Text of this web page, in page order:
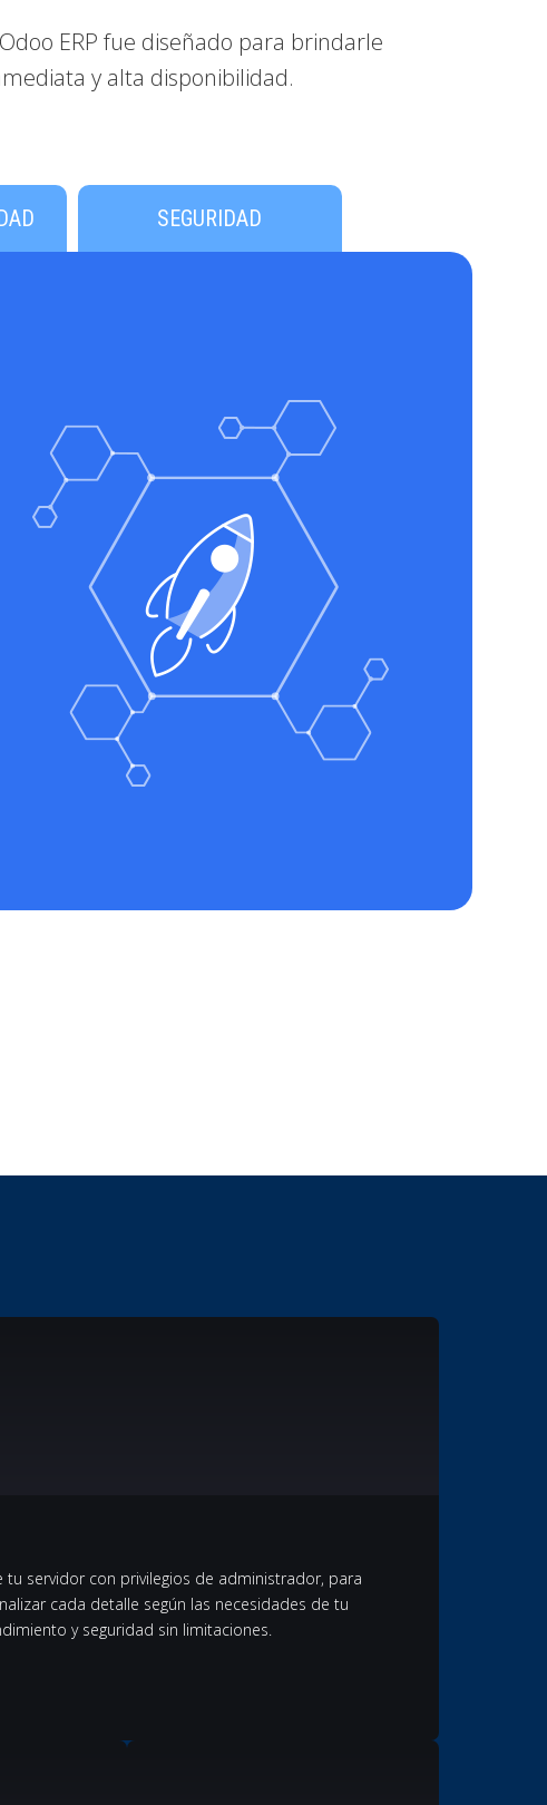
ERP fue diseñado para brindarle
y alta disponibilidad.
SEGURIDAD
servidor con privilegios de administrador, para
cada detalle según las necesidades de tu
y seguridad sin limitaciones.